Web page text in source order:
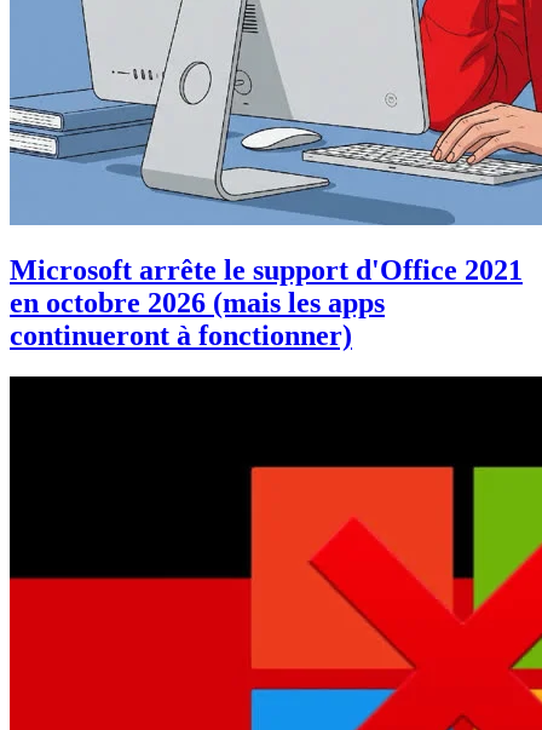
Microsoft arrête le support d'Office 2021
en octobre 2026 (mais les apps
continueront à fonctionner)